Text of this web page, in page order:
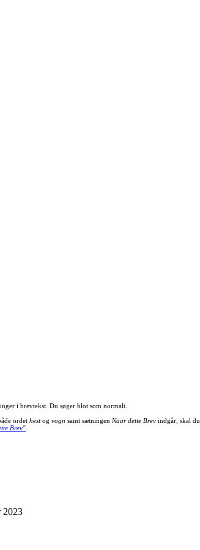
i brevtekst. Du søger blot som normalt.
ordet hestog vogn samt sætningen Naar dette Brevindgår, skal du
Brev".
2023